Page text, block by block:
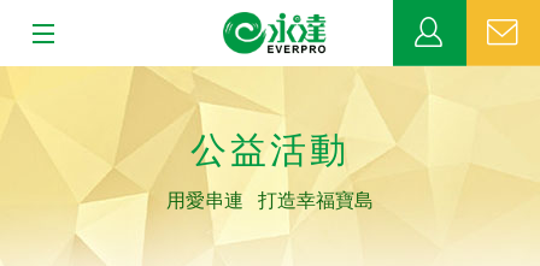
業務發展
MDRT
公益活動
用愛串連 打造幸福寶島